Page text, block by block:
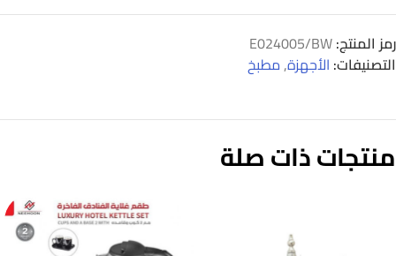
رمز المنتج:E024005/BW
التصنيفات: الأجهزة,مطبخ
منتجات ذات صلة